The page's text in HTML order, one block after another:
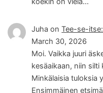
Juha onTee-se-
March 30, 2026
Moi. Vaikka juuri
kesäaikaan, niin
Minkälaisia tuloksia
Ensimmäinen